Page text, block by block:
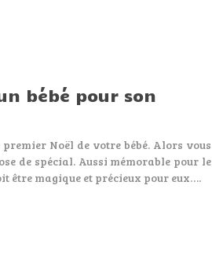
bébé pour son
Noël de votre bébé. Alors vous
de spécial. Aussi mémorable pour le
être magique et précieux pour eux….